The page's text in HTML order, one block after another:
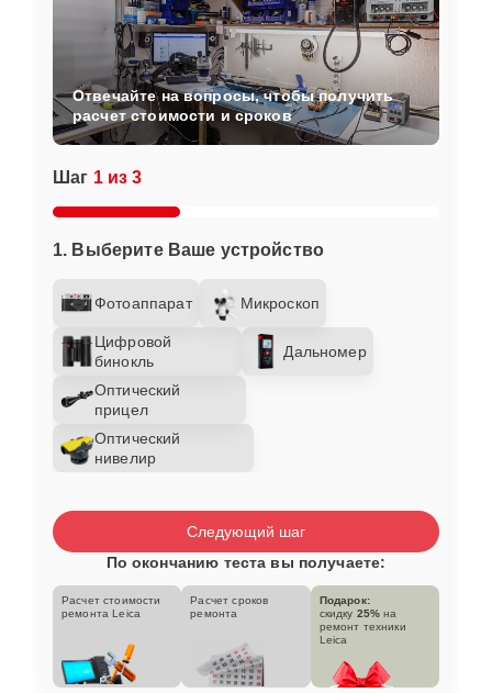
Шаг 1 из 3
1. Выберите Ваше устройство
Фотоаппарат Микроскоп
Цифровой
бинокль
Дальномер
Оптический
прицел
Оптический
нивелир
Отвечайте на вопросы, чтобы получить
расчет стоимости и сроков
Следующий шаг
По окончанию теста вы получаете:
Расчет стоимости
ремонта Leica
Расчет сроков
ремонта
Подарок:
скидку 25% на
ремонт техники
Leica